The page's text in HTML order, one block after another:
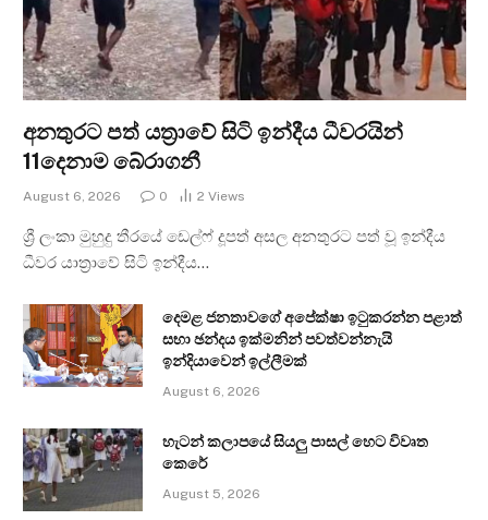
අනතුරට පත් යත්‍රාවේ සිටි ඉන්දීය ධීවරයින්
11දෙනාම බේරාගනී
August 6, 2026 0 2 Views
ශ්‍රී ලංකා මුහුදු තීරයේ ඩෙල්ෆ් දූපත් අසල අනතුරට පත් වූ ඉන්දීය
ධීවර යාත්‍රාවේ සිටි ඉන්දීය…
දෙමළ ජනතාවගේ අපේක්ෂා ඉටුකරන්න පළාත්
සභා ඡන්දය ඉක්මනින් පවත්වන්නැයි
ඉන්දියාවෙන් ඉල්ලීමක්
August 6, 2026
හැටන් කලාපයේ සියලු පාසල් හෙට විවෘත
කෙරේ
August 5, 2026